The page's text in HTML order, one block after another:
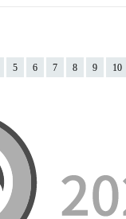
5 6 7 8 9 10